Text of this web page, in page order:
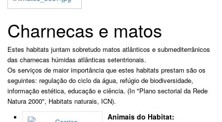
Charnecas e matos
Estes habitats juntam sobretudo matos atlânticos e submediterrânicos
das charnecas húmidas atlânticas setentrionais.
Os serviços de maior importância que estes habitats prestam são os
seguintes: regulação do ciclo da água, refúgio de biodiversidade,
informação estética, educação e ciência. (In "Plano sectorial da Rede
Natura 2000", Habitats naturais, ICN).
Animais do Habitat: